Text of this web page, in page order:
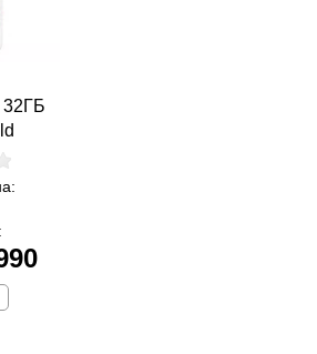
32ГБ